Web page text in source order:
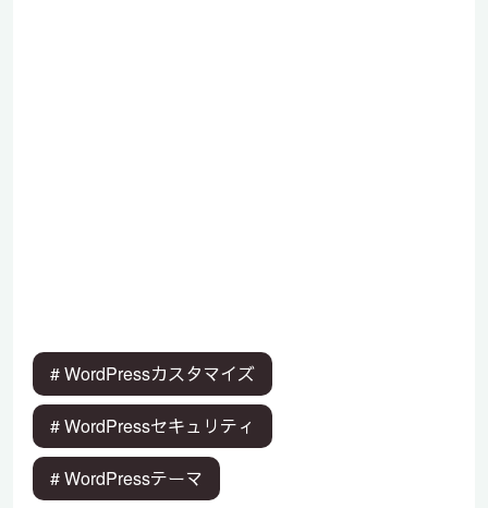
# WordPressカスタマイズ
# WordPressセキュリティ
# WordPressテーマ